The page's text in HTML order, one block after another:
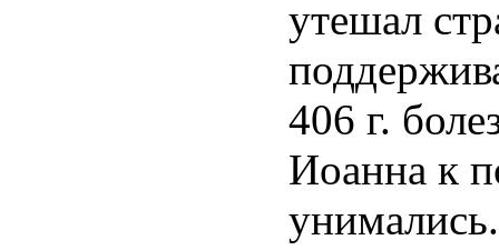
утешал
406 г.
Иоанна к